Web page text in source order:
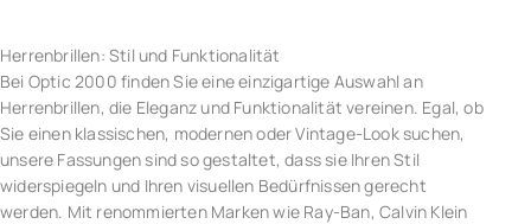
Herrenbrillen: Stil und Funktionalität
Bei Optic 2000 finden Sie eine einzigartige Auswahl an
Herrenbrillen, die Eleganz und Funktionalität vereinen. Egal, ob
Sie einen klassischen, modernen oder Vintage-Look suchen,
unsere Fassungen sind so gestaltet, dass sie Ihren Stil
widerspiegeln und Ihren visuellen Bedürfnissen gerecht
werden. Mit renommierten Marken wie Ray-Ban, Calvin Klein